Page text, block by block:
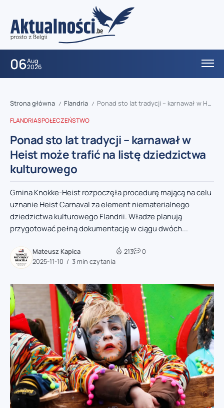
06Aug
2026
Strona główna / Flandria / Ponad sto lat tradycji – karnawał w Heist może trafić na listę dziedzictwa kulturowego
FLANDRIASPOŁECZEŃSTWO
Ponad sto lat tradycji – karnawał w
Heist może trafić na listę dziedzictwa
kulturowego
Gmina Knokke-Heist rozpoczęła procedurę mającą na celu
uznanie Heist Carnaval za element niematerialnego
dziedzictwa kulturowego Flandrii. Władze planują
przygotować pełną dokumentację w ciągu dwóch...
Mateusz Kapica
2025-11-10
3 min czytania
213 0